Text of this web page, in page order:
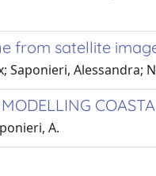
from satellite
Saponieri,
A.